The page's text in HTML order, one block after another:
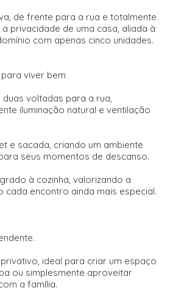
de frente para a rua e totalmente
privacidade de uma casa, aliada à
com apenas cinco unidades.
viver bem
voltadas para a rua,
iluminação natural e ventilação
e sacada, criando um ambiente
seus momentos de descanso.
à cozinha, valorizando a
cada encontro ainda mais especial.
ideal para criar um espaço
ou simplesmente aproveitar
a família.